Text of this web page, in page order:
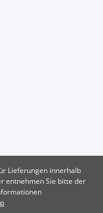
Lieferungen innerhalb
entnehmen Sie bitte der